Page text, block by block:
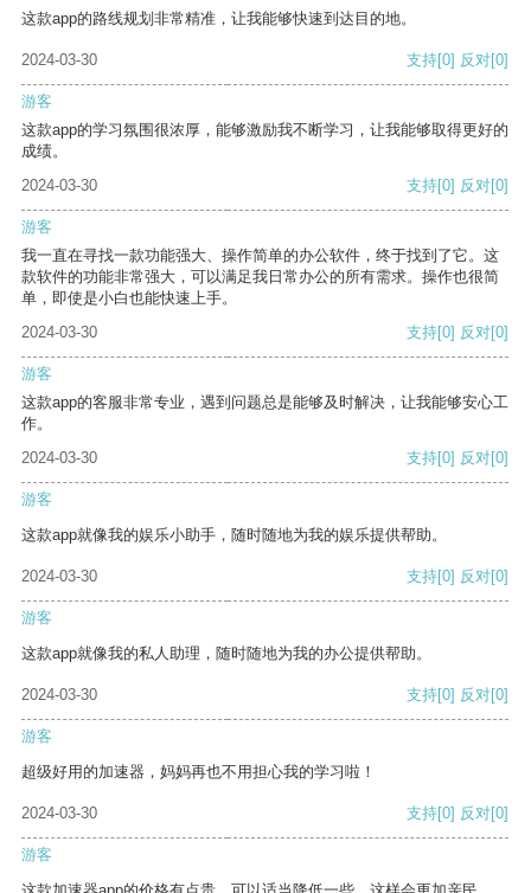
这款app的路线规划非常精准，让我能够快速到达目的地。
2024-03-30 支持[0] 反对[0]
游客
这款app的学习氛围很浓厚，能够激励我不断学习，让我能够取得更好的
成绩。
2024-03-30
支持[0] 反对[0]
游客
我一直在寻找一款功能强大、操作简单的办公软件，终于找到了它。这
款软件的功能非常强大，可以满足我日常办公的所有需求。操作也很简
单，即使是小白也能快速上手。
2024-03-30
支持[0] 反对[0]
游客
这款app的客服非常专业，遇到问题总是能够及时解决，让我能够安心工
作。
2024-03-30
支持[0] 反对[0]
游客
这款app就像我的娱乐小助手，随时随地为我的娱乐提供帮助。
2024-03-30 支持[0] 反对[0]
游客
这款app就像我的私人助理，随时随地为我的办公提供帮助。
2024-03-30 支持[0] 反对[0]
游客
超级好用的加速器，妈妈再也不用担心我的学习啦！
2024-03-30 支持[0] 反对[0]
游客